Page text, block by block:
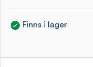
Finns i lager